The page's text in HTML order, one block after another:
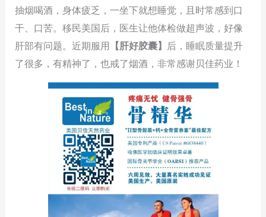
抽烟喝酒，身体疲乏，一坐下就想睡觉，且时常感到口
干、口苦。移民美国后，医生让他体检做超声波，好像
肝部有问题。近期服用 【肝好胶囊】 后，睡眠质量提升
了很多，有精神了，也戒了烟酒，非常感谢贝佳药业！